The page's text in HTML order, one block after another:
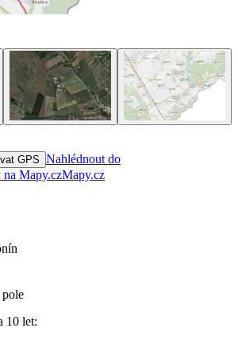
GPS Nahlédnout do
na Mapy.czMapy.cz
pole
10 let: